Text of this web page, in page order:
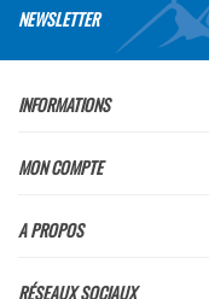
NEWSLETTER
INFORMATIONS
MON COMPTE
A PROPOS
RÉSEAUX SOCIAUX